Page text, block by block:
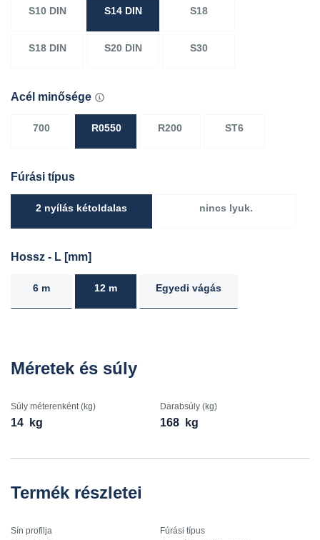
S10 DIN S14 DIN S18
S18 DIN S20 DIN S30
Acél minősége
700 R0550 R200 ST6
Fúrási típus
2 nyílás kétoldalas nincs lyuk.
Hossz - L [mm]
6 m 12 m Egyedi vágás
Méretek és súly
Súly méterenként (kg)
14 kg
Darabsúly (kg)
168 kg
Termék részletei
Sín profilja Fúrási típus